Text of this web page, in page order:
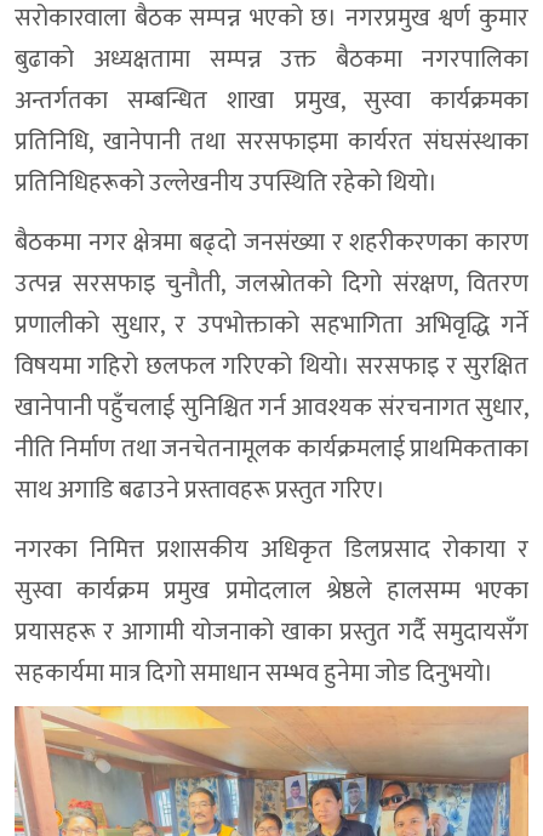
सरोकारवाला बैठक सम्पन्न भएको छ। नगरप्रमुख श्वर्ण कुमार
बुढाको अध्यक्षतामा सम्पन्न उक्त बैठकमा नगरपालिका
अन्तर्गतका सम्बन्धित शाखा प्रमुख, सुस्वा कार्यक्रमका
प्रतिनिधि, खानेपानी तथा सरसफाइमा कार्यरत संघसंस्थाका
प्रतिनिधिहरूको उल्लेखनीय उपस्थिति रहेको थियो।
बैठकमा नगर क्षेत्रमा बढ्दो जनसंख्या र शहरीकरणका कारण
उत्पन्न सरसफाइ चुनौती, जलस्रोतको दिगो संरक्षण, वितरण
प्रणालीको सुधार, र उपभोक्ताको सहभागिता अभिवृद्धि गर्ने
विषयमा गहिरो छलफल गरिएको थियो। सरसफाइ र सुरक्षित
खानेपानी पहुँचलाई सुनिश्चित गर्न आवश्यक संरचनागत सुधार,
नीति निर्माण तथा जनचेतनामूलक कार्यक्रमलाई प्राथमिकताका
साथ अगाडि बढाउने प्रस्तावहरू प्रस्तुत गरिए।
नगरका निमित्त प्रशासकीय अधिकृत डिलप्रसाद रोकाया र
सुस्वा कार्यक्रम प्रमुख प्रमोदलाल श्रेष्ठले हालसम्म भएका
प्रयासहरू र आगामी योजनाको खाका प्रस्तुत गर्दै समुदायसँग
सहकार्यमा मात्र दिगो समाधान सम्भव हुनेमा जोड दिनुभयो।